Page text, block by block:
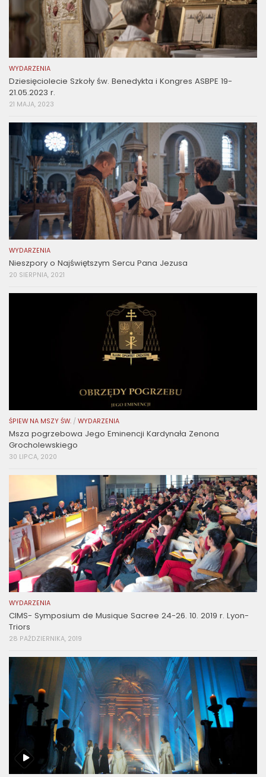
WYDARZENIA
Dziesięciolecie Szkoły św. Benedykta i Kongres ASBPE 19-
21.05.2023 r.
21 MAJA, 2023
WYDARZENIA
Nieszpory o Najświętszym Sercu Pana Jezusa
20 SIERPNIA, 2021
ŚPIEW NA MSZY ŚW. / WYDARZENIA
Msza pogrzebowa Jego Eminencji Kardynała Zenona
Grocholewskiego
30 LIPCA, 2020
WYDARZENIA
CIMS- Symposium de Musique Sacree 24-26. 10. 2019 r. Lyon-
Triors
28 PAŹDZIERNIKA, 2019